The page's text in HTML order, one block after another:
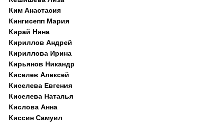
Ким Анастасия
Кингисепп Мария
Кирай Нина
Кириллов Андрей
Кириллова Ирина
Кирьянов Никандр
Киселев Алексей
Киселева Евгения
Киселева Наталья
Кислова Анна
Киссин Самуил